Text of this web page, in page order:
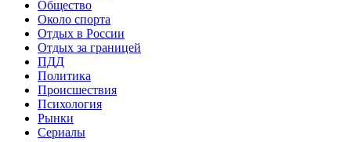
Общество
Около спорта
Отдых в России
Отдых за границей
ПДД
Политика
Происшествия
Психология
Рынки
Сериалы